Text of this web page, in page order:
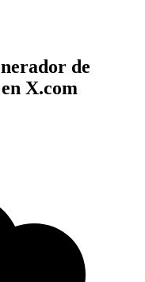
de
X.com